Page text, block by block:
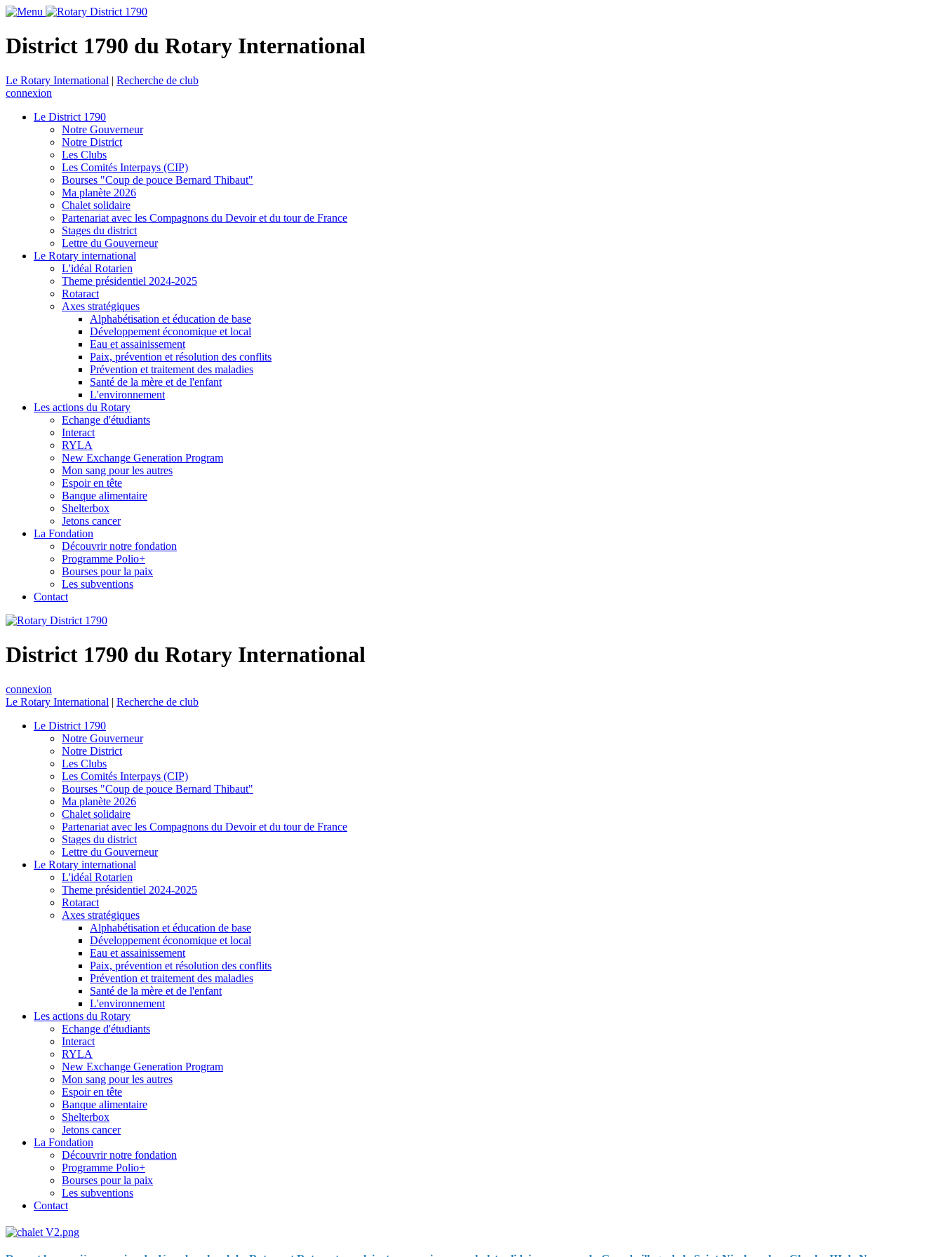
District 1790 du Rotary International
Le Rotary International | Recherche de club
connexion
Le District 1790
Notre Gouverneur
Notre District
Les Clubs
Les Comités Interpays (CIP)
Bourses "Coup de pouce Bernard Thibaut"
Ma planète 2026
Chalet solidaire
Partenariat avec les Compagnons du Devoir et du tour de France
Stages du district
Lettre du Gouverneur
Le Rotary international
L'idéal Rotarien
Theme présidentiel 2024-2025
Rotaract
Axes stratégiques
Alphabétisation et éducation de base
Développement économique et local
Eau et assainissement
Paix, prévention et résolution des conflits
Prévention et traitement des maladies
Santé de la mère et de l'enfant
L'environnement
Les actions du Rotary
Echange d'étudiants
Interact
RYLA
New Exchange Generation Program
Mon sang pour les autres
Espoir en tête
Banque alimentaire
Shelterbox
Jetons cancer
La Fondation
Découvrir notre fondation
Programme Polio+
Bourses pour la paix
Les subventions
Contact
District 1790 du Rotary International
connexion
Le Rotary International | Recherche de club
Le District 1790
Notre Gouverneur
Notre District
Les Clubs
Les Comités Interpays (CIP)
Bourses "Coup de pouce Bernard Thibaut"
Ma planète 2026
Chalet solidaire
Partenariat avec les Compagnons du Devoir et du tour de France
Stages du district
Lettre du Gouverneur
Le Rotary international
L'idéal Rotarien
Theme présidentiel 2024-2025
Rotaract
Axes stratégiques
Alphabétisation et éducation de base
Développement économique et local
Eau et assainissement
Paix, prévention et résolution des conflits
Prévention et traitement des maladies
Santé de la mère et de l'enfant
L'environnement
Les actions du Rotary
Echange d'étudiants
Interact
RYLA
New Exchange Generation Program
Mon sang pour les autres
Espoir en tête
Banque alimentaire
Shelterbox
Jetons cancer
La Fondation
Découvrir notre fondation
Programme Polio+
Bourses pour la paix
Les subventions
Contact